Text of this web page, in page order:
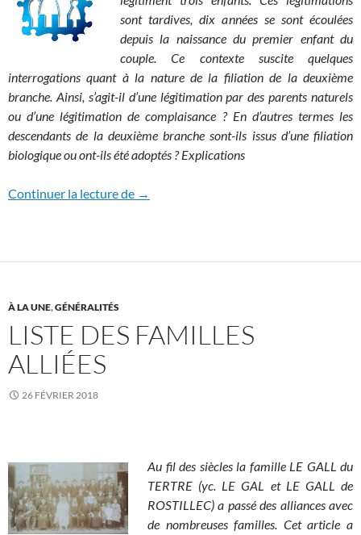
sont tardives, dix années se sont écoulées
depuis la naissance du premier enfant du
couple. Ce contexte suscite quelques
interrogations quant à la nature de la filiation de la deuxième
branche. Ainsi, s’agit-il d’une légitimation par des parents naturels
ou d’une légitimation de complaisance ? En d’autres termes les
descendants de la deuxième branche sont-ils issus d’une filiation
biologique ou ont-ils été adoptés ? Explications
Continuer la lecture de Deuxième branche : nature de la filiation
→
À LA UNE,GÉNÉRALITÉS
LISTE DES FAMILLES
ALLIÉES
26 FÉVRIER 2018
Au fil des siècles la famille LE GALL du
TERTRE (yc. LE GAL et LE GALL de
ROSTILLEC) a passé des alliances avec
de nombreuses familles. Cet article a